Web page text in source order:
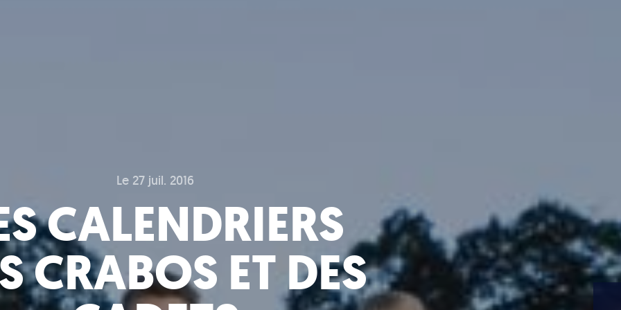
Le 27 juil. 2016
CALENDRIERS
CRABOS ET DES